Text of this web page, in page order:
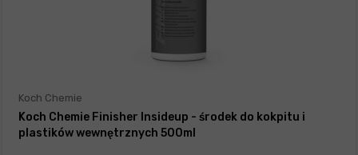
Koch Chemie
Koch Chemie Finisher Insideup - środek do kokpitu i
plastików wewnętrznych 500ml